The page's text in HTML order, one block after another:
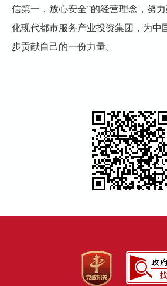
信第一，放心安全”的经营理念，努
化现代都市服务产业投资集团，为中
步贡献自己的一份力量。